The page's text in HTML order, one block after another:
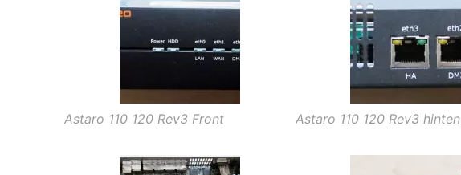
Astaro 110 120 Rev3 Front Astaro 110 120 Rev3 hinten